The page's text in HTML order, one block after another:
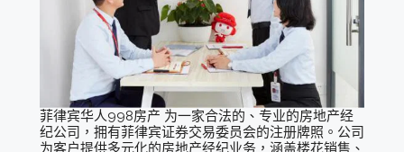
菲律宾华人998房产 为一家合法的、专业的房地产经
纪公司，拥有菲律宾证券交易委员会的注册牌照。公司
为客户提供多元化的房地产经纪业务，涵盖楼花销售、